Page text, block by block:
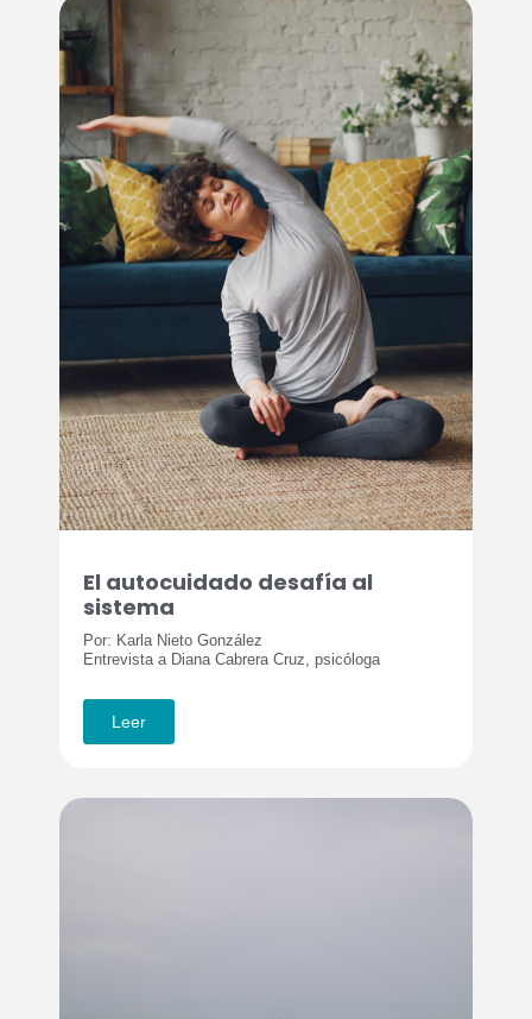
El autocuidado desafía al
sistema
Por: Karla Nieto González
Entrevista a Diana Cabrera Cruz, psicóloga
Leer